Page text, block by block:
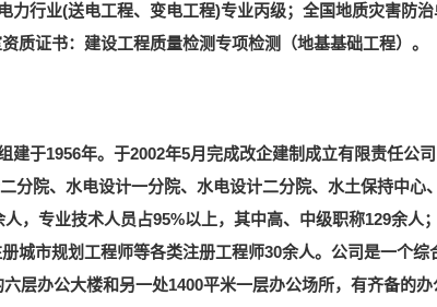
行业(送电工程、变电工程)专业丙级；全国地质灾害防
质证书：建设工程质量检测专项检测（地基基础工程）。
于1956年。于2002年5月完成改企建制成立有限责任公
分院、水电设计一分院、水电设计二分院、水土保持中心
，专业技术人员占95%以上，其中高、中级职称129余人
城市规划工程师等各类注册工程师30余人。公司是一个综
层办公大楼和另一处1400平米一层办公场所，有齐备的